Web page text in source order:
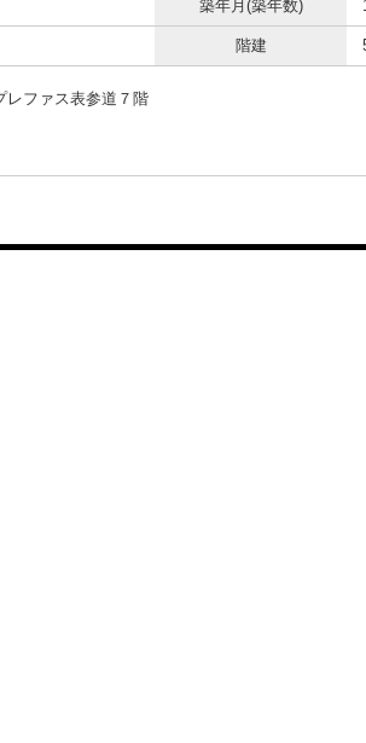
築年月(築年数)
階建
レファス表参道７階